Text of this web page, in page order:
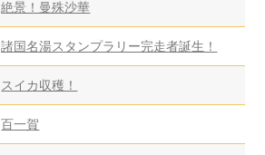
絶景！曼殊沙華
諸国名湯スタンプラリー完走者誕生！
スイカ収穫！
百一賀